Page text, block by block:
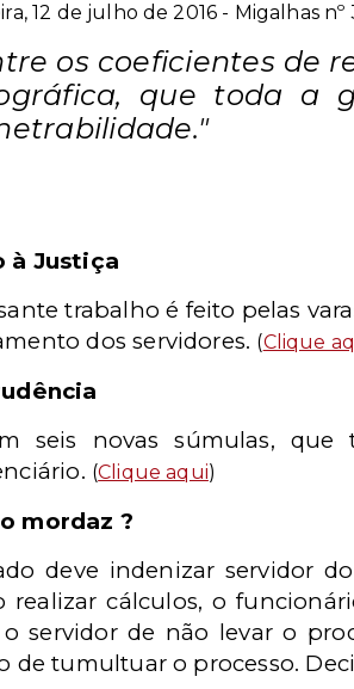
12 de julho de 2016 - Migalhas nº
os coeficientes de
que toda a
à Justiça
trabalho é feito pelas
dos servidores. (Clique
seis novas súmulas, que
(Clique aqui)
mordaz ?
deve indenizar servidor
realizar cálculos, o
servidor de não levar o
de tumultuar o processo.